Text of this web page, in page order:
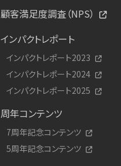
顧客満足度調査（NPS）
インパクトレポート
インパクトレポート2023
インパクトレポート2024
インパクトレポート2025
周年コンテンツ
7周年記念コンテンツ
5周年記念コンテンツ